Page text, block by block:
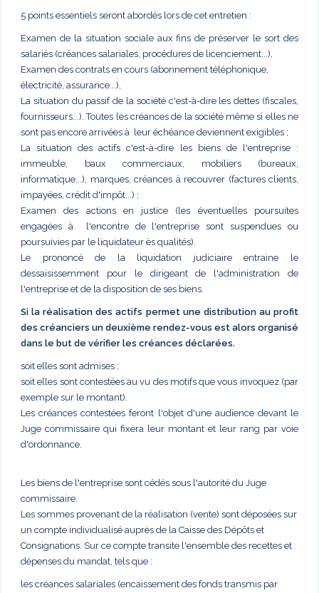
5 points essentiels seront abordés lors de cet entretien :
Examen de la situation sociale aux fins de préserver le sort des
salariés (créances salariales, procédures de licenciement...),
Examen des contrats en cours (abonnement téléphonique,
électricité, assurance...),
La situation du passif de la société c'est-à-dire les dettes (fiscales,
fournisseurs...). Toutes les créances de la société même si elles ne
sont pas encore arrivées à leur échéance deviennent exigibles ;
La situation des actifs c'est-à-dire les biens de l'entreprise :
immeuble, baux commerciaux, mobiliers (bureaux,
informatique...), marques, créances à recouvrer (factures clients,
impayées, crédit d'impôt...) ;
Examen des actions en justice (les éventuelles poursuites
engagées à l'encontre de l'entreprise sont suspendues ou
poursuivies par le liquidateur ès qualités).
Le prononcé de la liquidation judiciaire entraine le
dessaisissemment pour le dirigeant de l'administration de
l'entreprise et de la disposition de ses biens.
Si la réalisation des actifs permet une distribution au profit
des créanciers un deuxième rendez-vous est alors organisé
dans le but de vérifier les créances déclarées.
soit elles sont admises ;
soit elles sont contestées au vu des motifs que vous invoquez (par
exemple sur le montant).
Les créances contestées feront l'objet d'une audience devant le
Juge commissaire qui fixera leur montant et leur rang par voie
d'ordonnance.
Les biens de l'entreprise sont cédés sous l'autorité du Juge
commissaire.
Les sommes provenant de la réalisation (vente) sont déposées sur
un compte individualisé auprès de la Caisse des Dépôts et
Consignations. Sur ce compte transite l'ensemble des recettes et
dépenses du mandat, tels que :
les créances salariales (encaissement des fonds transmis par